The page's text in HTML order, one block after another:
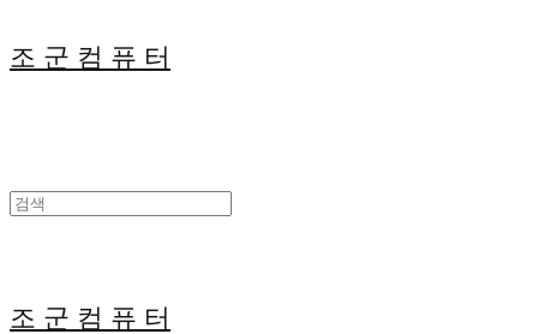
조 군 컴 퓨 터
조 군 컴 퓨 터